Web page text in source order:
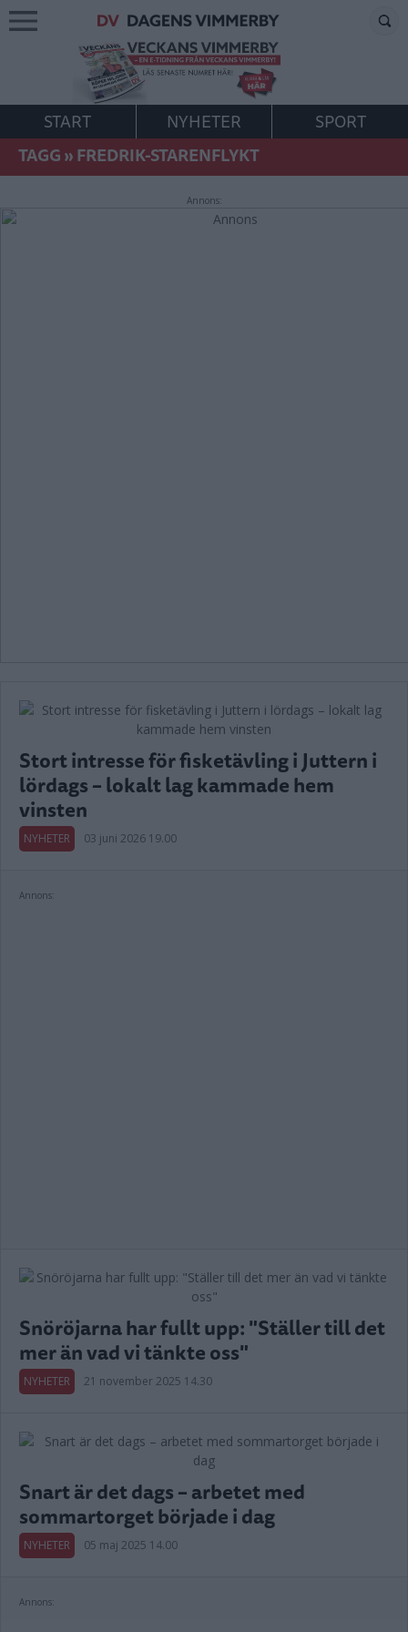
START NYHETER
SPORT
TAGG»FREDRIK-STARENFLYKT
Annons:
Stort intresse för fisketävling i Juttern i
lördags – lokalt lag kammade hem
vinsten
NYHETER 03 juni 2026 19.00
Annons:
Snöröjarna har fullt upp: "Ställer till det
mer än vad vi tänkte oss"
NYHETER 21 november 2025 14.30
Snart är det dags – arbetet med
sommartorget började i dag
NYHETER 05 maj 2025 14.00
Annons: